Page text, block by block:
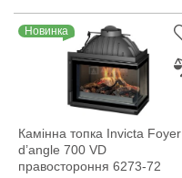
Новинка
Камінна топка Invicta Foyer
d’angle 700 VD
правостороння 6273-72